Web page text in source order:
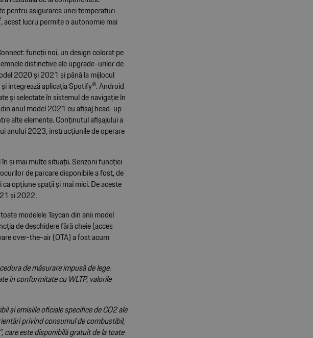
pentru asigurarea unei temperaturi
lucru permite o autonomie mai
funcții noi, un design colorat pe
distinctive ale upgrade-urilor de
2020 și 2021 și până la mijlocul
integrează aplicația Spotify®. Android
și selectate în sistemul de navigație în
anul model 2021 cu afișaj head-up
alte elemente. Conținutul afișajului a
anului 2023, instrucțiunile de operare
și mai multe situații. Senzorii funcției
de parcare disponibile a fost, de
opțiune spații și mai mici. De aceste
și 2022.
modelele Taycan din anii model
de deschidere fără cheie (acces
over-the-air (OTA) a fost acum
de măsurare impusă de lege.
în conformitate cu WLTP, valorile
și emisiile oficiale specifice de CO2 ale
privind consumul de combustibil,
care este disponibilă gratuit de la toate